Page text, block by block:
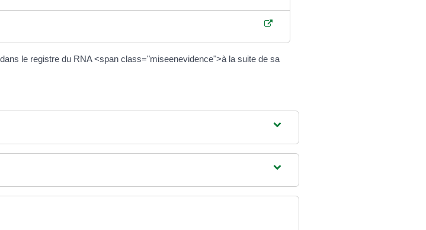
le registre du RNA <span class="miseenevidence">à la suite de sa